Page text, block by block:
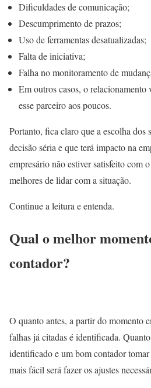
Dificuldades de comunicação;
Descumprimento de prazos;
Uso de ferramentas desatualizadas;
Falta de iniciativa;
Falha no monitoramento de
Em outros casos, o relacionamento
esse parceiro aos poucos.
Portanto, fica claro que a escolha dos
decisão séria e que terá impacto na
empresário não estiver satisfeito com
melhores de lidar com a situação.
Continue a leitura e entenda.
Qual o melhor
contador?
O quanto antes, a partir do momento
falhas já citadas é identificada.
identificado e um bom contador
mais fácil será fazer os ajustes